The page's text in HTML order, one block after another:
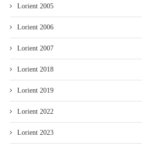
Lorient 2005
Lorient 2006
Lorient 2007
Lorient 2018
Lorient 2019
Lorient 2022
Lorient 2023